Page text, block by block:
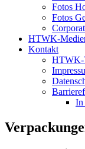
Fotos
Fotos
HTWK-
Kontakt
HTWK-
In